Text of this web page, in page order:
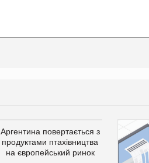
Аргентина повертається з
продуктами птахівництва
на європейський ринок